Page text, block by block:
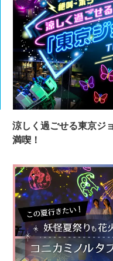
涼しく過ごせる東京ジ
満喫！